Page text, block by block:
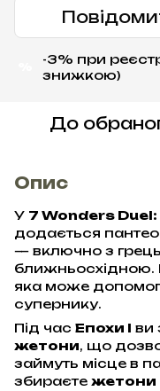
-3% при
знижкою)
До
Опис
У 7 Wonders
додається пантеон
— включно з
ближньосхідною.
яка може
супернику.
Під час Епохи I ви
жетони, що
займуть місце в
збираєте жетони